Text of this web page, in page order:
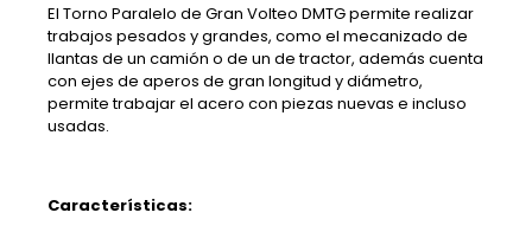
El Torno Paralelo de Gran Volteo DMTG permite realizar
trabajos pesados y grandes, como el mecanizado de
llantas de un camión o de un de tractor, además cuenta
con ejes de aperos de gran longitud y diámetro,
permite trabajar el acero con piezas nuevas e incluso
usadas.
Características: